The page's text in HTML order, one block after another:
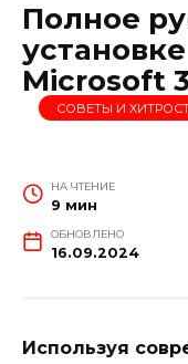
Полное
Microsoft
СОВЕТЫ И
НА ЧТЕНИЕ
9 мин
ОБНОВЛЕНО
16.09.2024
Используя